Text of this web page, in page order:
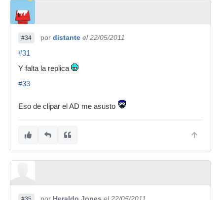
#34 por distante el 22/05/2011
#31
Y falta la replica
#33
Eso de clipar el AD me asusto